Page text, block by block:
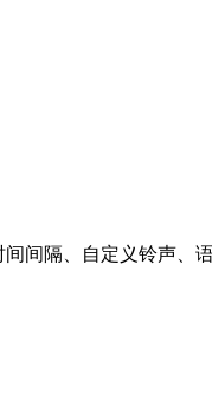
间隔、自定义铃声